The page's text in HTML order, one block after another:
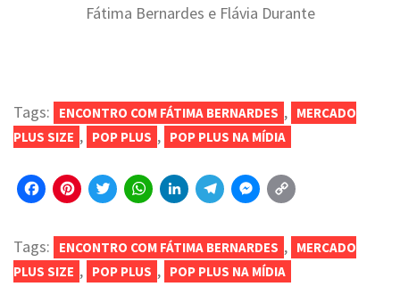
Fátima Bernardes e Flávia Durante
Tags: ENCONTRO COM FÁTIMA BERNARDES , MERCADO
PLUS SIZE , POP PLUS , POP PLUS NA MÍDIA
Facebook
Pinterest
Twitter
WhatsApp
LinkedIn
Telegram
Messenger
Tags: ENCONTRO COM FÁTIMA BERNARDES , MERCADO
PLUS SIZE , POP PLUS , POP PLUS NA MÍDIA